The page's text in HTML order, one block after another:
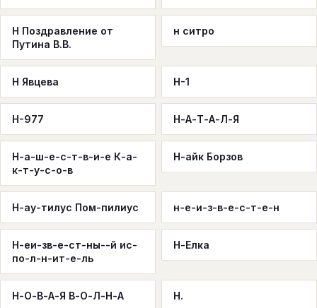
Н Поздравление от
Путина В.В.
н ситро
Н Явцева Н-1
Н-977 Н-А-Т-А-Л-Я
Н-а-ш-е-с-т-в-и-е К-а-
к-т-у-с-о-в
Н-айк Борзов
Н-ау-тилус Пом-пилиус н-е-и-з-в-е-с-т-е-н
Н-еи-зв-е-ст-ны--й ис-
по-л-н-ит-е-ль
Н-Елка
Н-О-В-А-Я В-О-Л-Н-А Н.